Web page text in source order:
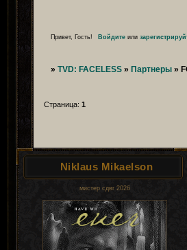
Привет, Гость! Войдитеили
» TVD: FACELESS » Партнеры »
Страница: 1
Niklaus Mikaelson
мистер сдвг 2026